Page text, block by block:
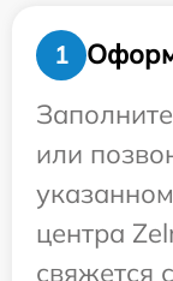
1
или
центра
свяжется